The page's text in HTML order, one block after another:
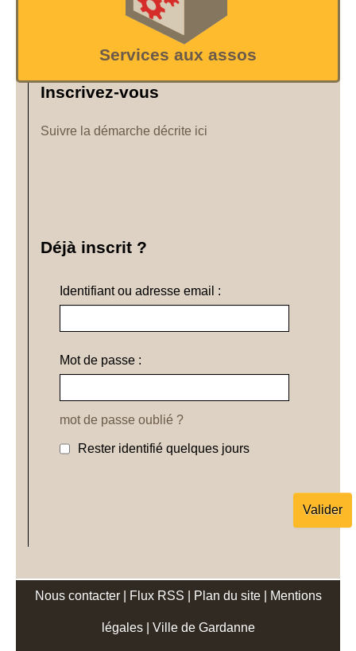
Services aux assos
Inscrivez-vous
Suivre la démarche décrite ici
Déjà inscrit ?
Identifiant ou adresse email :
Mot de passe :
mot de passe oublié ?
Rester identifié quelques jours
Nous contacter Flux RSS Plan du site Mentions
légales Ville de Gardanne